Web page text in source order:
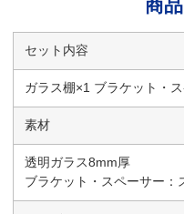
商
セット内容
ガラス棚×1 ブラケット・
素材
透明ガラス8mm厚
ブラケット・スペーサー：